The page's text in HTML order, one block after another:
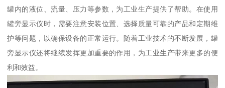
罐内的液位、流量、压力等参数，为工业生产提供了帮助。在使用
罐旁显示仪时，需要注意安装位置、选择质量可靠的产品和定期维
护等问题，以确保设备的正常运行。随着工业技术的不断发展，罐
旁显示仪还将继续发挥更加重要的作用，为工业生产带来更多的便
利和效益。